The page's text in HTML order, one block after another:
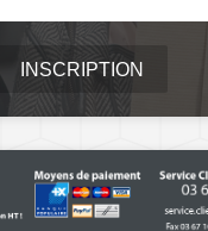
INSCRIPTION